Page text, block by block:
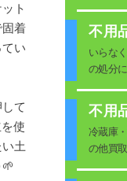
ト
着
い
て
使
土
不用
いらな
の処分
不用
冷蔵庫
の他買